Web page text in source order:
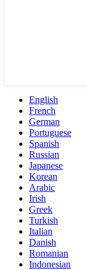
English
French
German
Portuguese
Spanish
Russian
Japanese
Korean
Arabic
Irish
Greek
Turkish
Italian
Danish
Romanian
Indonesian